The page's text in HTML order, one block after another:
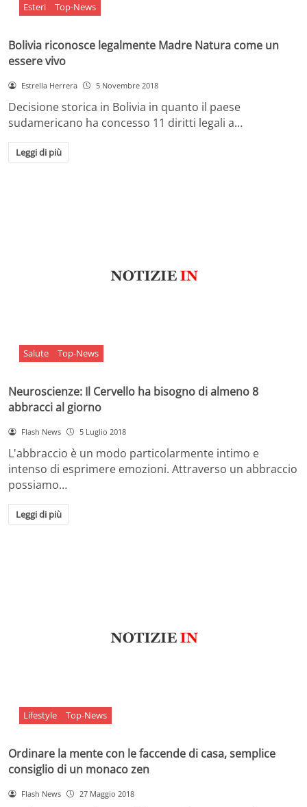
Esteri Top-News
Bolivia riconosce legalmente Madre Natura come un
essere vivo
Estrella Herrera 5 Novembre 2018
Decisione storica in Bolivia in quanto il paese
sudamericano ha concesso 11 diritti legali a…
Leggi di più
Salute Top-News
Neuroscienze: Il Cervello ha bisogno di almeno 8
abbracci al giorno
Flash News 5 Luglio 2018
L'abbraccio è un modo particolarmente intimo e
intenso di esprimere emozioni. Attraverso un abbraccio
possiamo…
Leggi di più
Lifestyle Top-News
Ordinare la mente con le faccende di casa, semplice
consiglio di un monaco zen
Flash News 27 Maggio 2018